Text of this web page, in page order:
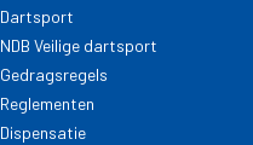
Dartsport
NDB Veilige dartsport
Gedragsregels
Reglementen
Dispensatie